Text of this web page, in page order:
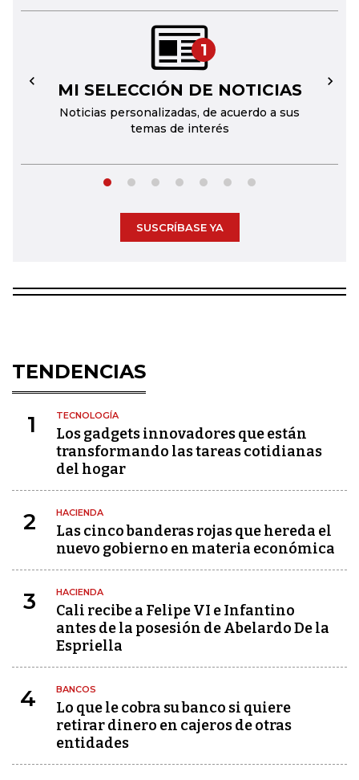
1
MI SELECCIÓN DE NOTICIAS
Noticias personalizadas, de acuerdo a sus
temas de interés
← →
SUSCRÍBASE YA
TENDENCIAS
1 TECNOLOGÍA
Los gadgets innovadores que están
transformando las tareas cotidianas
del hogar
2 HACIENDA
Las cinco banderas rojas que hereda el
nuevo gobierno en materia económica
3 HACIENDA
Cali recibe a Felipe VI e Infantino
antes de la posesión de Abelardo De la
Espriella
4 BANCOS
Lo que le cobra su banco si quiere
retirar dinero en cajeros de otras
entidades